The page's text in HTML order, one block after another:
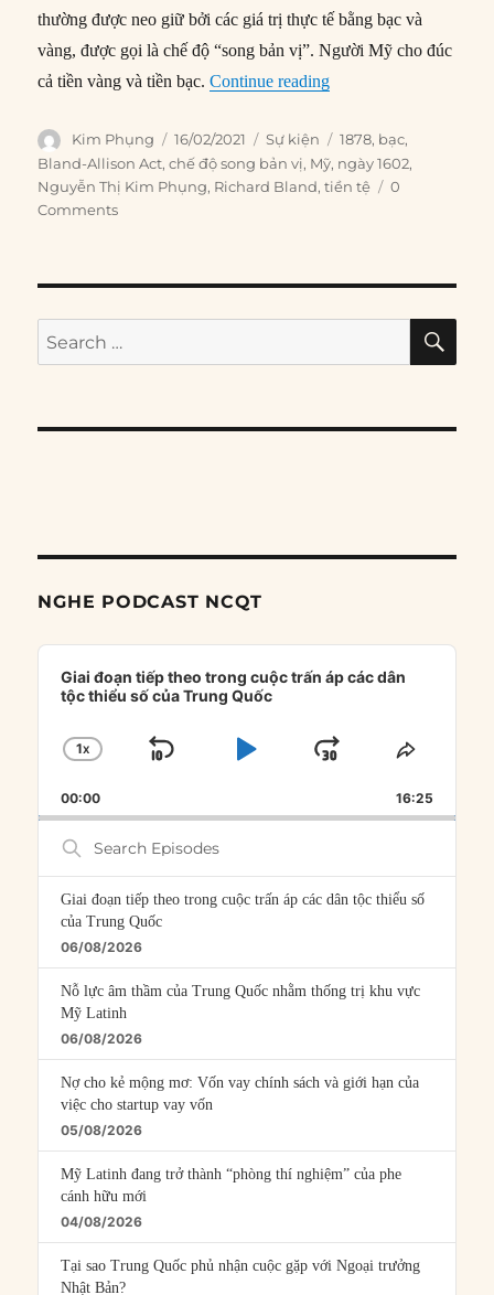
thường được neo giữ bởi các giá trị thực tế bằng bạc và
vàng, được gọi là chế độ “song bản vị”. Người Mỹ cho đúc
cả tiền vàng và tiền bạc.Continue reading“16/02/1878: Mỹ quay
Author
Kim Phụng
Posted
on
16/02/2021 Categories
Sự kiện Tags
1878, bạc,
Bland-Allison Act,chế độ song bản vị, Mỹ, ngày 1602,
Nguyễn Thị Kim Phụng, Richard Bland,tiền tệ
0
Comments
Search
for:
NGHE PODCAST NCQT
Audio
Player
Giai đoạn tiếp theo trong cuộc trấn áp các dân
tộc thiểu số của Trung Quốc
CHANGE
RATE
1X
SKIP
PLAYJUMP
FORWARD
SHARE
00:00 16:25
Search
Episodes
Giai đoạn tiếp theo trong cuộc trấn áp các dân tộc thiểu số
của Trung Quốc
06/08/2026
Nỗ lực âm thầm của Trung Quốc nhằm thống trị khu vực
Mỹ Latinh
06/08/2026
Nợ cho kẻ mộng mơ: Vốn vay chính sách và giới hạn của
việc cho startup vay vốn
05/08/2026
Mỹ Latinh đang trở thành “phòng thí nghiệm” của phe
cánh hữu mới
04/08/2026
Tại sao Trung Quốc phủ nhận cuộc gặp với Ngoại trưởng
Nhật Bản?